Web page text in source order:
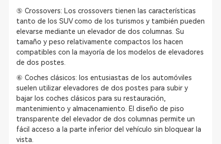
⑤ Crossovers: Los crossovers tienen las características
tanto de los SUV como de los turismos y también pueden
elevarse mediante un elevador de dos columnas. Su
tamaño y peso relativamente compactos los hacen
compatibles con la mayoría de los modelos de elevadores
de dos postes.
⑥ Coches clásicos: los entusiastas de los automóviles
suelen utilizar elevadores de dos postes para subir y
bajar los coches clásicos para su restauración,
mantenimiento y almacenamiento. El diseño de piso
transparente del elevador de dos columnas permite un
fácil acceso a la parte inferior del vehículo sin bloquear la
vista.